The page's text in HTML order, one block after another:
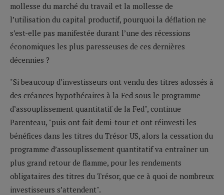
mollesse du marché du travail et la mollesse de
l’utilisation du capital productif, pourquoi la déflation ne
s’est-elle pas manifestée durant l’une des récessions
économiques les plus paresseuses de ces dernières
décennies ?
"Si beaucoup d’investisseurs ont vendu des titres adossés à
des créances hypothécaires à la Fed sous le programme
d’assouplissement quantitatif de la Fed", continue
Parenteau, "puis ont fait demi-tour et ont réinvesti les
bénéfices dans les titres du Trésor US, alors la cessation du
programme d’assouplissement quantitatif va entraîner un
plus grand retour de flamme, pour les rendements
obligataires des titres du Trésor, que ce à quoi de nombreux
investisseurs s’attendent".